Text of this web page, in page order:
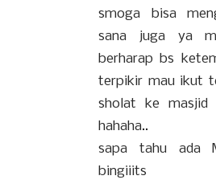
smoga bisa
sana juga ya
berharap bs
terpikir mau ikut
sholat ke
hahaha..
sapa tahu ada
bingiiits